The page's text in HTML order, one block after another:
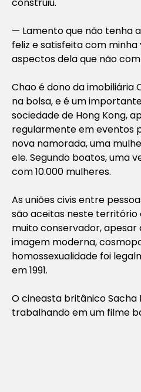
— Lamento que não tenha
feliz e satisfeita com minha
aspectos dela que não
Chao é dono da imobiliária
na bolsa, e é um
sociedade de Hong Kong,
regularmente em eventos
nova namorada, uma
ele. Segundo boatos, uma
com 10.000 mulheres.
As uniões civis entre
são aceitas neste território
muito conservador,
imagem moderna,
homossexualidade foi
em 1991.
O cineasta britânico Sacha
trabalhando em um filme